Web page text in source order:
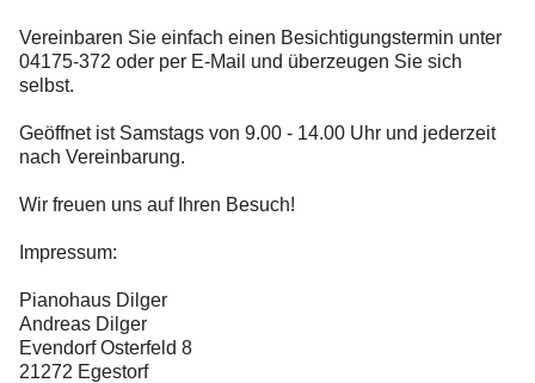
Vereinbaren Sie einfach einen Besichtigungstermin unter
04175-372 oder per E-Mail und überzeugen Sie sich
selbst.
Geöffnet ist Samstags von 9.00 - 14.00 Uhr und jederzeit
nach Vereinbarung.
Wir freuen uns auf Ihren Besuch!
Impressum:
Pianohaus Dilger
Andreas Dilger
Evendorf Osterfeld 8
21272 Egestorf